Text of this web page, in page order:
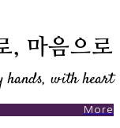
, 마음으로
hands, with heart
More